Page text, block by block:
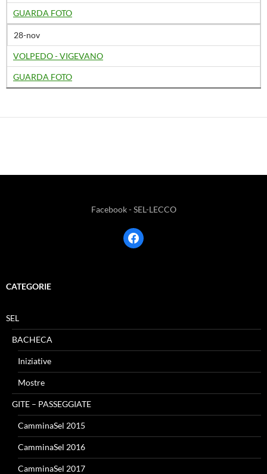
GUARDA FOTO
28-nov
VOLPEDO - VIGEVANO
GUARDA FOTO
Facebook - SEL-LECCO
facebook
CATEGORIE
SEL
BACHECA
Iniziative
Mostre
GITE – PASSEGGIATE
CamminaSel 2015
CamminaSel 2016
CamminaSel 2017